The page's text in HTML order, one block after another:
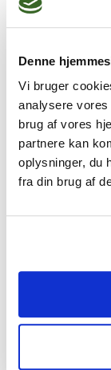
Denne
Vi bruger
analysere
brug af vores
partnere kan
oplysninger, du
fra din brug af
Få